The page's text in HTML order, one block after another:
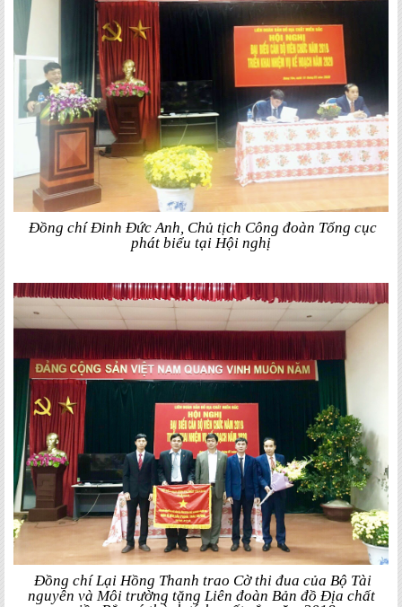
Đồng chí Đinh Đức Anh, Chủ tịch Công đoàn Tổng cục
phát biểu tại Hội nghị
Đồng chí Lại Hồng Thanh trao Cờ thi đua của Bộ Tài
nguyên và Môi trường tặng Liên đoàn Bản đồ Địa chất